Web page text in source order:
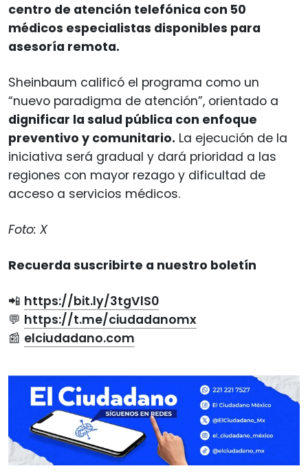
centro de atención telefónica con 50
médicos especialistas disponibles para
asesoría remota.
Sheinbaum calificó el programa como un
“nuevo paradigma de atención”, orientado a
dignificar la salud pública con enfoque
preventivo y comunitario. La ejecución de la
iniciativa será gradual y dará prioridad a las
regiones con mayor rezago y dificultad de
acceso a servicios médicos.
Foto: X
Recuerda suscribirte a nuestro boletín
📲 https://bit.ly/3tgVlS0
💬 https://t.me/ciudadanomx
📰 elciudadano.com